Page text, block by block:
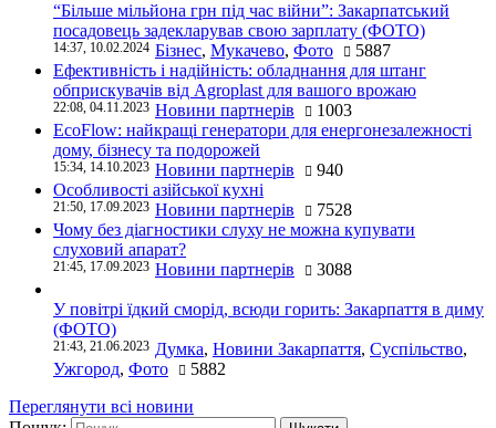
“Більше мільйона грн під час війни”: Закарпатський
посадовець задекларував свою зарплату (ФОТО)
14:37, 10.02.2024 Бізнес, Мукачево, Фото
5887
Ефективність і надійність: обладнання для штанг
обприскувачів від Agroplast для вашого врожаю
22:08, 04.11.2023 Новини партнерів
1003
EcoFlow: найкращі генератори для енергонезалежності
дому, бізнесу та подорожей
15:34, 14.10.2023 Новини партнерів
940
Особливості азійської кухні
21:50, 17.09.2023 Новини партнерів
7528
Чому без діагностики слуху не можна купувати
слуховий апарат?
21:45, 17.09.2023 Новини партнерів 3088
У повітрі їдкий сморід, всюди горить: Закарпаття в диму
(ФОТО)
21:43, 21.06.2023 Думка, Новини Закарпаття, Суспільство,
Ужгород, Фото
5882
Переглянути всі новини